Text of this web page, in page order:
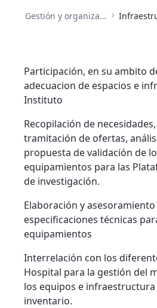
Gestión y organización
Participación, en su ambito
adecuacion de espacios e
Instituto
Recopilación de
tramitación de ofertas,
propuesta de validación de
equipamientos para las
de investigación.
Elaboración y asesoramiento
especificaciones técnicas
equipamientos
Interrelación con los
Hospital para la gestión del
los equipos e infraestructura
inventario.